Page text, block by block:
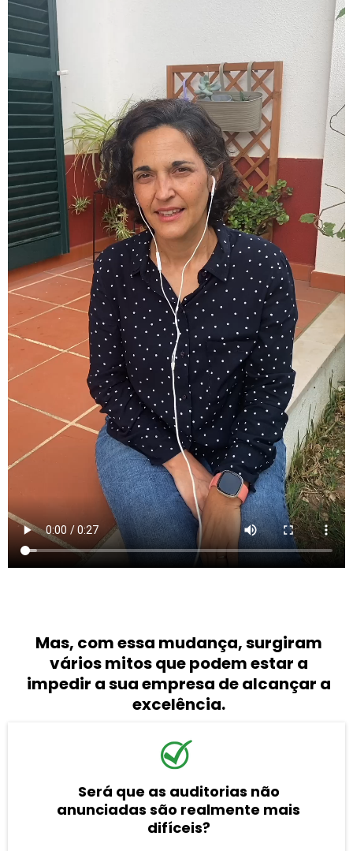
Mas, com essa mudança, surgiram
vários mitos que podem estar a
impedir a sua empresa de alcançar a
excelência.
Será que as auditorias não
anunciadas são realmente mais
difíceis?